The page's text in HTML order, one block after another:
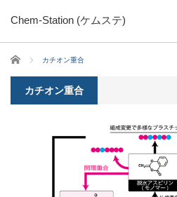
Chem-Station (ケムステ)
ホーム カチオン重合
カチオン重合